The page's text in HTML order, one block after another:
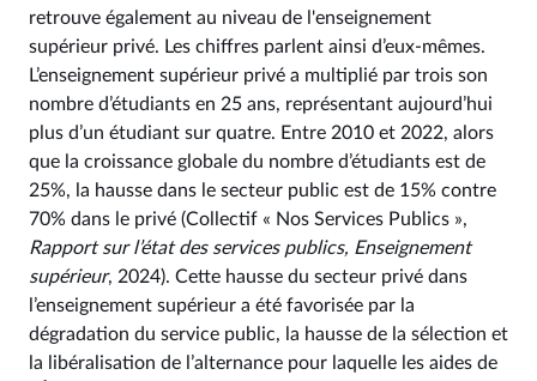
retrouve également au niveau de l'enseignement
supérieur privé. Les chiffres parlent ainsi d’eux-mêmes.
L’enseignement supérieur privé a multiplié par trois son
nombre d’étudiants en 25 ans, représentant aujourd’hui
plus d’un étudiant sur quatre. Entre 2010 et 2022, alors
que la croissance globale du nombre d’étudiants est de
25%, la hausse dans le secteur public est de 15% contre
70% dans le privé (Collectif « Nos Services Publics »,
Rapport sur l’état des services publics, Enseignement
supérieur, 2024). Cette hausse du secteur privé dans
l’enseignement supérieur a été favorisée par la
dégradation du service public, la hausse de la sélection et
la libéralisation de l’alternance pour laquelle les aides de